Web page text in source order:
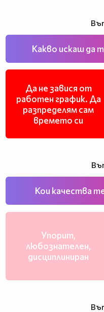
Какво искаш да
Да не завися от
работен график. Да
разпределям сам
времето си
Кои качества
Упорит,
любознателен,
дисциплиниран